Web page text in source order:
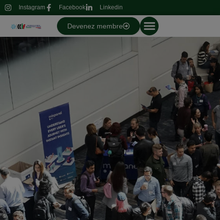
Instagram Facebook Linkedin
Devenez membre